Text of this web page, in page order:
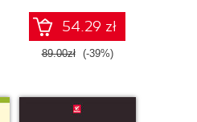
internetowych
54.29 zł
89.00zł (-39%)